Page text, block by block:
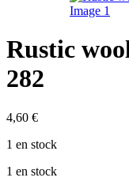
Rustic
282
4,60 €
1 en stock
1 en stock